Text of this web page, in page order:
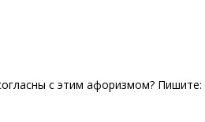
с этим афоризмом? Пишите: